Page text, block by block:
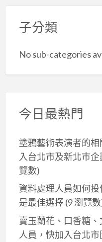
coolbuy.com.tw
子分類
No sub-categories
今日最熱門
塗鴉藝術表演者的
入台北市及新北巿
覽數)
資料處理人員如何
是最佳選擇(9 瀏覽
賣玉蘭花、口香糖
人員，快加入台北